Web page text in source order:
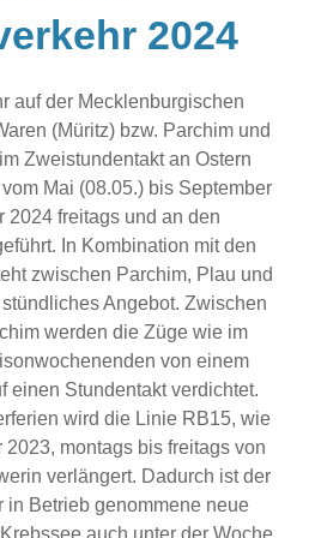
2024
auf der Mecklenburgischen
(Müritz) bzw. Parchim und
Zweistundentakt an Ostern
Mai (08.05.) bis September
2024 freitags und an den
In Kombination mit den
zwischen Parchim, Plau und
Angebot. Zwischen
werden die Züge wie im
von einem
einen Stundentakt verdichtet.
wird die Linie RB15, wie
montags bis freitags von
verlängert. Dadurch ist der
in Betrieb genommene neue